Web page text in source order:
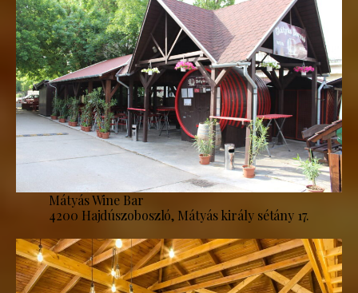
Mátyás Wine Bar
4200 Hajdúszoboszló, Mátyás király sétány 17.